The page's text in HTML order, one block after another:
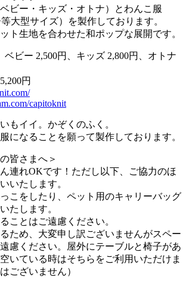
ビー・キッズ・オトナ）とわんこ服
等大型サイズ）を製作しております。
ト生地を合わせた和ポップな展開です。
ビー 2,500円、キッズ 2,800円、オトナ
円
capitoknit
もイイ。かぞくのふく。
になることを願って製作しております。
皆さまへ＞
連れOKです！ただし以下、ご協力のほ
いたします。
こをしたり、ペット用のキャリーバッグ
たします。
ことはご遠慮ください。
ため、大変申し訳ございませんがスペー
慮ください。屋外にテーブルと椅子があ
いている時はそちらをご利用いただけま
ございません）